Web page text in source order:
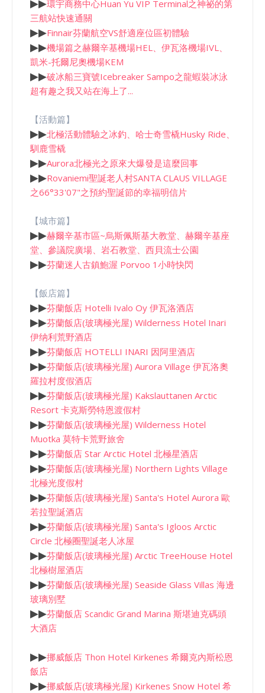
環宇商務中心Huan Yu VIP Terminal之神祕的第
三航站快速通關
▶▶Finnair芬蘭航空VS舒適座位區初體驗
▶▶機場篇之赫爾辛基機場HEL、伊瓦洛機場IVL、
凱米-托爾尼奧機場KEM
▶▶破冰船三寶號Icebreaker Sampo之龍蝦裝冰泳
超有趣之我又站在海上了...
【活動篇】
▶▶北極活動體驗之冰釣、哈士奇雪橇Husky Ride、
馴鹿雪橇
▶▶Aurora北極光之原來大爆發是這麼回事
▶▶Rovaniemi聖誕老人村SANTA CLAUS VILLAGE
之66°33'07"之預約聖誕節的幸福明信片
【城市篇】
▶▶赫爾辛基市區~烏斯佩斯基大教堂、赫爾辛基座
堂、參議院廣場、岩石教堂、西貝流士公園
▶▶芬蘭迷人古鎮鮑渥 Porvoo 1小時快閃
【飯店篇】
▶▶芬蘭飯店 Hotelli Ivalo Oy 伊瓦洛酒店
▶▶芬蘭飯店(玻璃極光屋) Wilderness Hotel Inari
伊纳利荒野酒店
▶▶芬蘭飯店 HOTELLI INARI 因阿里酒店
▶▶芬蘭飯店(玻璃極光屋) Aurora Village 伊瓦洛奧
羅拉村度假酒店
▶▶芬蘭飯店(玻璃極光屋) Kakslauttanen Arctic
Resort 卡克斯勞特恩渡假村
▶▶芬蘭飯店(玻璃極光屋) Wilderness Hotel
Muotka 莫特卡荒野旅舍
▶▶芬蘭飯店 Star Arctic Hotel 北極星酒店
▶▶芬蘭飯店(玻璃極光屋) Northern Lights Village
北極光度假村
▶▶芬蘭飯店(玻璃極光屋) Santa's Hotel Aurora 歐
若拉聖誕酒店
▶▶芬蘭飯店(玻璃極光屋) Santa's Igloos Arctic
Circle 北極圈聖誕老人冰屋
▶▶芬蘭飯店(玻璃極光屋) Arctic TreeHouse Hotel
北極樹屋酒店
▶▶芬蘭飯店(玻璃極光屋) Seaside Glass Villas 海邊
玻璃別墅
▶▶芬蘭飯店 Scandic Grand Marina 斯堪迪克碼頭
大酒店
▶▶挪威飯店 Thon Hotel Kirkenes 希爾克內斯松恩
飯店
▶▶挪威飯店(玻璃極光屋) Kirkenes Snow Hotel 希